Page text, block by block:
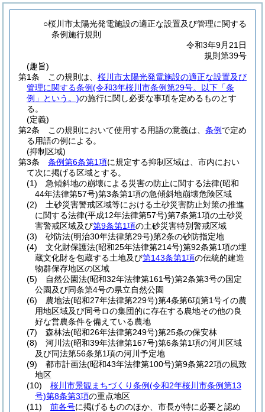
○桜川市太陽光発電施設の適正な設置及び管理に関する
条例施行規則
令和3年9月21日
規則第39号
(趣旨)
第1条
この規則は、 桜川市太陽光発電施設の適正な設置及び
管理に関する条例(令和3年桜川市条例第29号。以下「条
例」という。)の施行に関し必要な事項を定めるものとす
る。
(定義)
第2条
この規則において使用する用語の意義は、 条例 で定め
る用語の例による。
(抑制区域)
第3条
条例第6条第1項に規定する抑制区域は、市内におい
て次に掲げる区域とする。
(1)
急傾斜地の崩壊による災害の防止に関する法律(昭和
44年法律第57号)第3条第1項の急傾斜地崩壊危険区域
(2)
土砂災害警戒区域等における土砂災害防止対策の推進
に関する法律(平成12年法律第57号)第7条第1項の土砂災
害警戒区域及び第9条第1項の土砂災害特別警戒区域
(3)
砂防法(明治30年法律第29号)第2条の砂防指定地
(4)
文化財保護法(昭和25年法律第214号)第92条第1項の埋
蔵文化財を包蔵する土地及び第143条第1項の伝統的建造
物群保存地区の区域
(5)
自然公園法(昭和32年法律第161号)第2条第3号の国定
公園及び同条第4号の県立自然公園
(6)
農地法(昭和27年法律第229号)第4条第6項第1号イの農
用地区域及び同号ロの集団的に存在する農地その他の良
好な営農条件を備えている農地
(7)
森林法(昭和26年法律第249号)第25条の保安林
(8)
河川法(昭和39年法律第167号)第6条第1項の河川区域
及び同法第56条第1項の河川予定地
(9)
都市計画法(昭和43年法律第100号)第9条第22項の風致
地区
(10)
桜川市景観まちづくり条例(令和2年桜川市条例第13
号)第8条第3項の重点地区
(11)
前各号に掲げるもののほか、市長が特に必要と認め